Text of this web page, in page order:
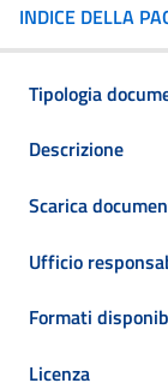
INDICE DELLA
Tipologia
Descrizione
Scarica
Ufficio
Formati
Licenza